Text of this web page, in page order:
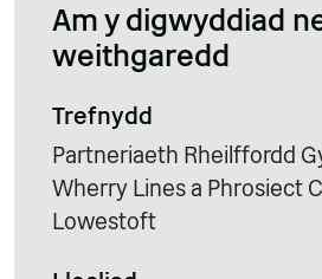
Am y digwyddiad
weithgaredd
Trefnydd
Partneriaeth Rheilffordd
Wherry Lines a Phrosiect
Lowestoft